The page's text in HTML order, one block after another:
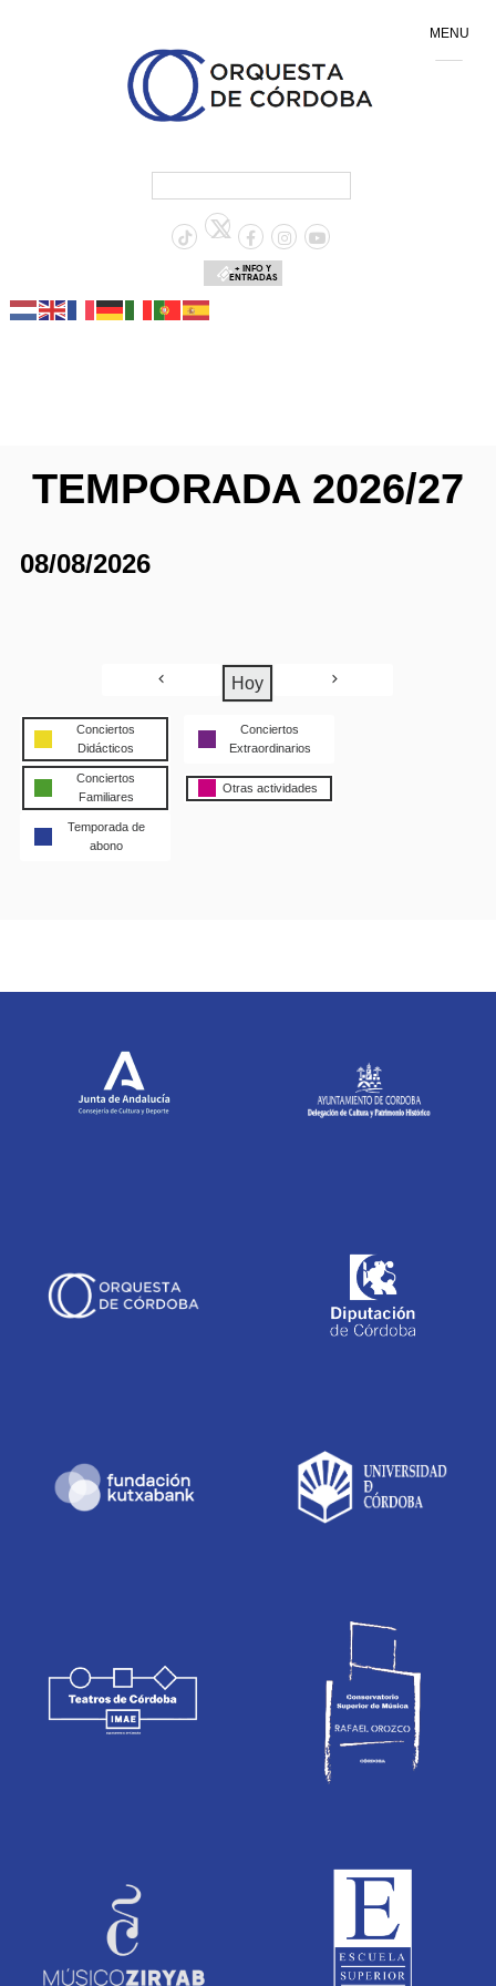
+ INFO Y
ENTRADAS
TEMPORADA 2026/27
08/08/2026
Hoy
Conciertos
Didácticos
Conciertos
Extraordinarios
Conciertos
Familiares
Otras actividades
Temporada de
abono
MENU